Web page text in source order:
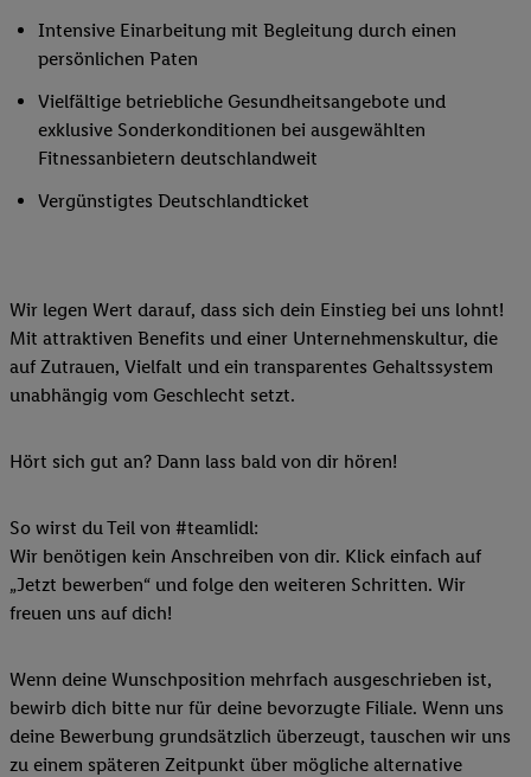
Intensive Einarbeitung mit Begleitung durch einen
persönlichen Paten
Vielfältige betriebliche Gesundheitsangebote und
exklusive Sonderkonditionen bei ausgewählten
Fitnessanbietern deutschlandweit
Vergünstigtes Deutschlandticket
Wir legen Wert darauf, dass sich dein Einstieg bei uns lohnt!
Mit attraktiven Benefits und einer Unternehmenskultur, die
auf Zutrauen, Vielfalt und ein transparentes Gehaltssystem
unabhängig vom Geschlecht setzt.
Hört sich gut an? Dann lass bald von dir hören!
So wirst du Teil von #teamlidl:
Wir benötigen kein Anschreiben von dir. Klick einfach auf
„Jetzt bewerben“ und folge den weiteren Schritten. Wir
freuen uns auf dich!
Wenn deine Wunschposition mehrfach ausgeschrieben ist,
bewirb dich bitte nur für deine bevorzugte Filiale. Wenn uns
deine Bewerbung grundsätzlich überzeugt, tauschen wir uns
zu einem späteren Zeitpunkt über mögliche alternative